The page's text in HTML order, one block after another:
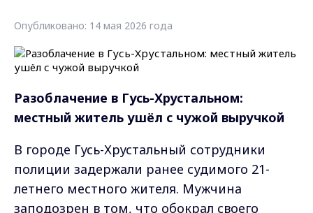
Опубликовано: 14 мая 2026 года
Разоблачение в Гусь-Хрустальном:
местный житель ушёл с чужой выручкой
В городе Гусь-Хрустальный сотрудники
полиции задержали ранее судимого 21-
летнего местного жителя. Мужчина
заподозрен в том, что обокрал своего